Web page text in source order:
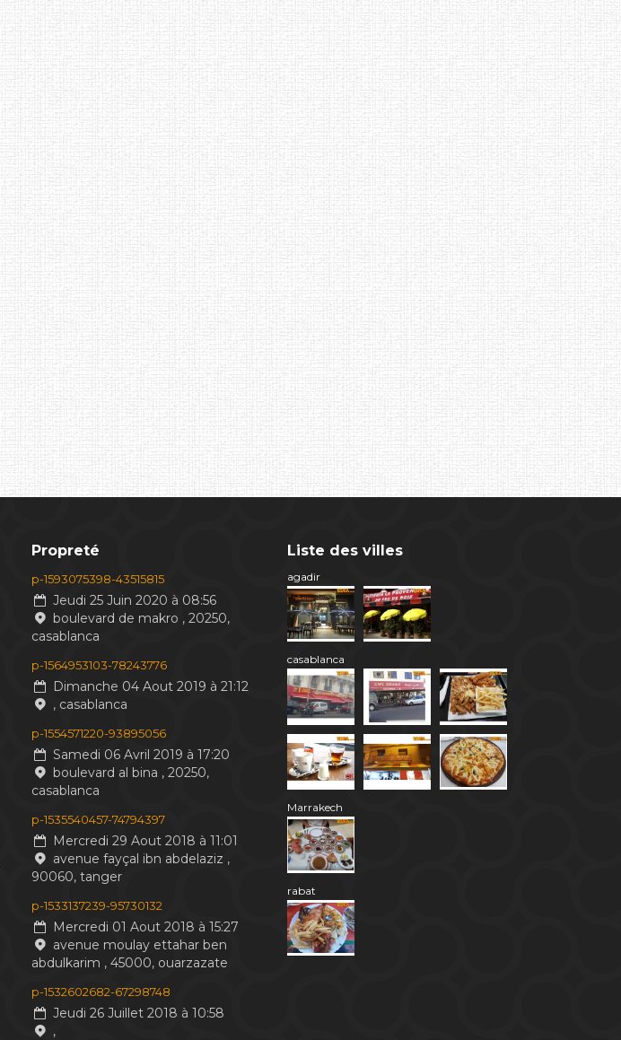
Propreté
p-1593075398-43515815
Jeudi 25 Juin 2020 à 08:56
boulevard de makro , 20250,
casablanca
p-1564953103-78243776
Dimanche 04 Aout 2019 à 21:12
, casablanca
p-1554571220-93895056
Samedi 06 Avril 2019 à 17:20
boulevard al bina , 20250,
casablanca
p-1535540457-74794397
Mercredi 29 Aout 2018 à 11:01
avenue fayçal ibn abdelaziz ,
90060, tanger
p-1533137239-95730132
Mercredi 01 Aout 2018 à 15:27
avenue moulay ettahar ben
abdulkarim , 45000, ouarzazate
p-1532602682-67298748
Jeudi 26 Juillet 2018 à 10:58
,
Liste des villes
agadir
casablanca
Marrakech
rabat